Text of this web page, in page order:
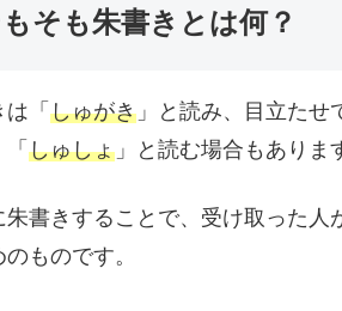
そも朱書きとは何？
「 しゅがき 」と読み、目立たせ
しゅしょ 」と読む場合もありま
朱書きすることで、受け取った人
ものです。